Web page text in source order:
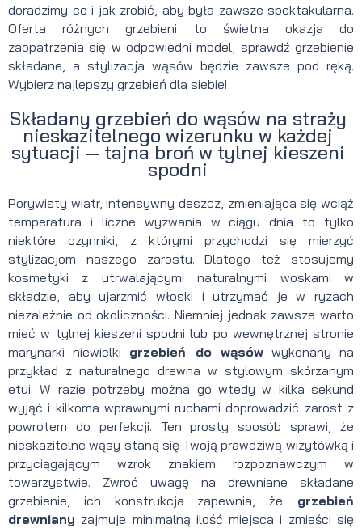
doradzimy co i jak zrobić, aby była zawsze spektakularna.
Oferta różnych grzebieni to świetna okazja do
zaopatrzenia się w odpowiedni model, sprawdź grzebienie
składane, a stylizacja wąsów będzie zawsze pod ręką.
Wybierz najlepszy grzebień dla siebie!
Składany grzebień do wąsów na straży
nieskazitelnego wizerunku w każdej
sytuacji — tajna broń w tylnej kieszeni
spodni
Porywisty wiatr, intensywny deszcz, zmieniająca się wciąż
temperatura i liczne wyzwania w ciągu dnia to tylko
niektóre czynniki, z którymi przychodzi się mierzyć
stylizacjom naszego zarostu. Dlatego też stosujemy
kosmetyki z utrwalającymi naturalnymi woskami w
składzie, aby ujarzmić włoski i utrzymać je w ryzach
niezależnie od okoliczności. Niemniej jednak zawsze warto
mieć w tylnej kieszeni spodni lub po wewnętrznej stronie
marynarki niewielki grzebień do wąsówwykonany na
przykład z naturalnego drewna w stylowym skórzanym
etui. W razie potrzeby można go wtedy w kilka sekund
wyjąć i kilkoma wprawnymi ruchami doprowadzić zarost z
powrotem do perfekcji. Ten prosty sposób sprawi, że
nieskazitelne wąsy staną się Twoją prawdziwą wizytówką i
przyciągającym wzrok znakiem rozpoznawczym w
towarzystwie. Zwróć uwagę na drewniane składane
grzebienie, ich konstrukcja zapewnia, że grzebień
drewniany zajmuje minimalną ilość miejsca i zmieści się